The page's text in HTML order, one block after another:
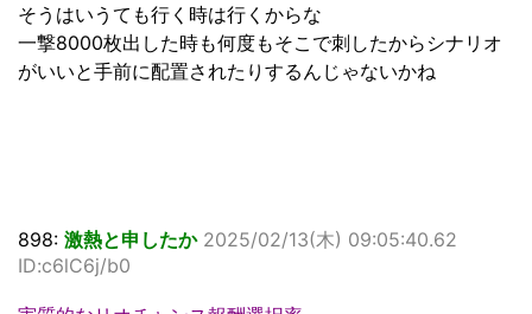
そうはいうても行く時は行くからな
一撃8000枚出した時も何度もそこで刺したからシナリオ
がいいと手前に配置されたりするんじゃないかね
898: 激熱と申したか 2025/02/13(木) 09:05:40.62
ID:c6lC6j/b0